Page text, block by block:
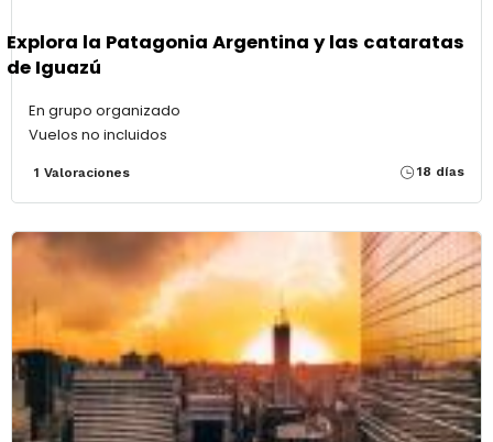
Explora la Patagonia Argentina y las cataratas
de Iguazú
En grupo organizado
Vuelos no incluidos
1 Valoraciones 18 días